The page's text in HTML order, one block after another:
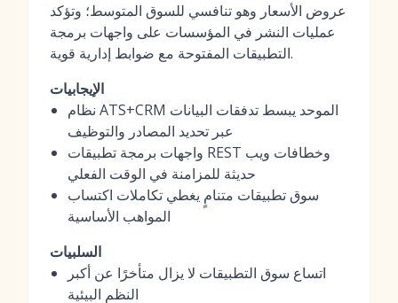
عروض الأسعار وهو تنافسي للسوق المتوسط؛ وتؤكد
عمليات النشر في المؤسسات على واجهات برمجة
التطبيقات المفتوحة مع ضوابط إدارية قوية.
الإيجابيات
نظام ATS+CRM الموحد يبسط تدفقات البيانات
عبر تحديد المصادر والتوظيف
واجهات برمجة تطبيقات REST وخطافات ويب
حديثة للمزامنة في الوقت الفعلي
سوق تطبيقات متنامٍ يغطي تكاملات اكتساب
المواهب الأساسية
السلبيات
اتساع سوق التطبيقات لا يزال متأخرًا عن أكبر
النظم البيئية